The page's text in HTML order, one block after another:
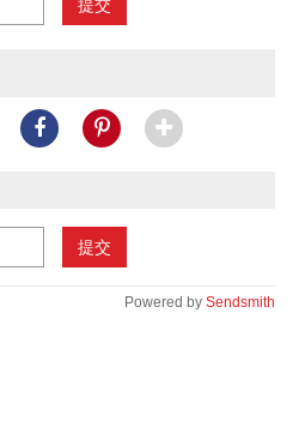
提交
提交
Powered by Sendsmith